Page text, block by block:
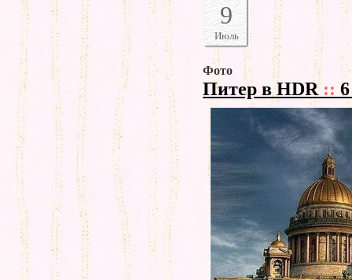
9
Июль
Фото
Питер в HDR::